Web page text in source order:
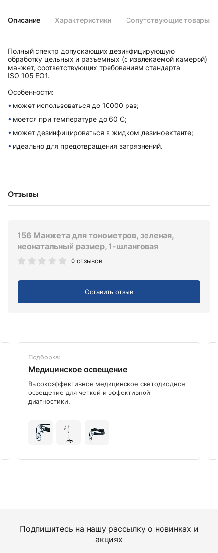
Описание Характеристики Сопутствующие товары
Полный спектр допускающих дезинфицирующую
обработку цельных и разъемных (с извлекаемой камерой)
манжет, соответствующих требованиям стандарта
ISO 105 EO1.
Особенности:
может использоваться до 10000 раз;
моется при температуре до 60 С;
может дезинфицироваться в жидком дезинфектанте;
идеально для предотвращения загрязнений.
Отзывы
156 Манжета для тонометров, зеленая,
неонатальный размер, 1-шланговая
0 отзывов
Оставить отзыв
Подборка:
Медицинское освещение
Высокоэффективное медицинское светодиодное
освещение для четкой и эффективной
диагностики.
Подпишитесь на нашу рассылку о новинках и
акциях